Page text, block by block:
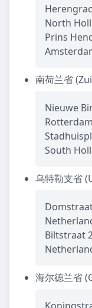
North
Prins
南荷兰省
Nieuwe
South
乌特勒支省
Biltstraat
海尔德兰省